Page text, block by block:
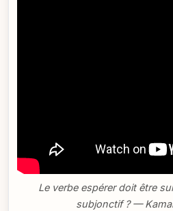
Le verbe espérer doit être
subjonctif ? — Kamal